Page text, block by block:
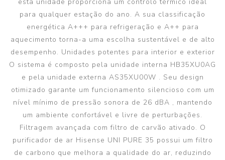
esta unidade proporciona um controlo térmico ideal
para qualquer estação do ano. A sua classificação
energética A+++ para refrigeração e A++ para
aquecimento torna-a uma escolha sustentável e de alto
desempenho. Unidades potentes para interior e exterior
O sistema é composto pela unidade interna HB35XU0AG
e pela unidade externa AS35XU00W . Seu design
otimizado garante um funcionamento silencioso com um
nível mínimo de pressão sonora de 26 dBA , mantendo
um ambiente confortável e livre de perturbações.
Filtragem avançada com filtro de carvão ativado. O
purificador de ar Hisense UNI PURE 35 possui um filtro
de carbono que melhora a qualidade do ar, reduzindo